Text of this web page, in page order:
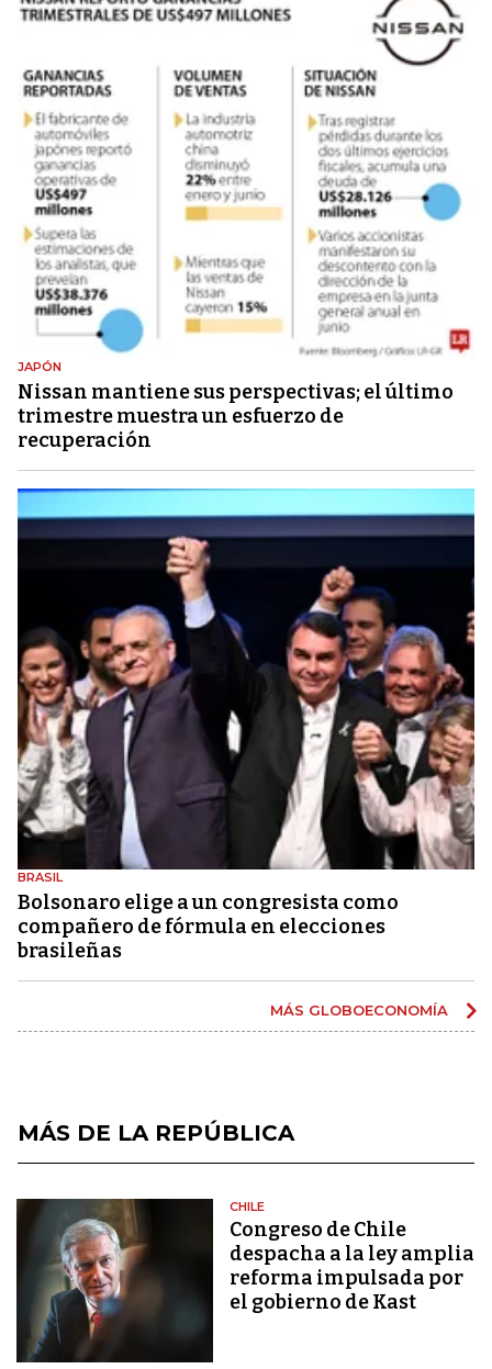
JAPÓN
Nissan mantiene sus perspectivas; el último
trimestre muestra un esfuerzo de
recuperación
BRASIL
Bolsonaro elige a un congresista como
compañero de fórmula en elecciones
brasileñas
MÁS GLOBOECONOMÍA
MÁS DE LA REPÚBLICA
CHILE
Congreso de Chile
despacha a la ley amplia
reforma impulsada por
el gobierno de Kast